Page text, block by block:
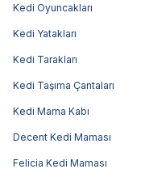
Kedi Oyuncakları
Kedi Yatakları
Kedi Tarakları
Kedi Taşıma Çantaları
Kedi Mama Kabı
Decent Kedi Maması
Felicia Kedi Maması